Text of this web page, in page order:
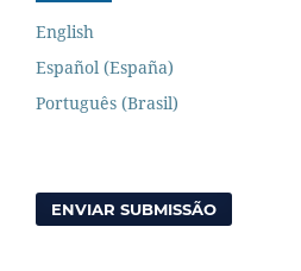
English
Español (España)
Português (Brasil)
ENVIAR SUBMISSÃO